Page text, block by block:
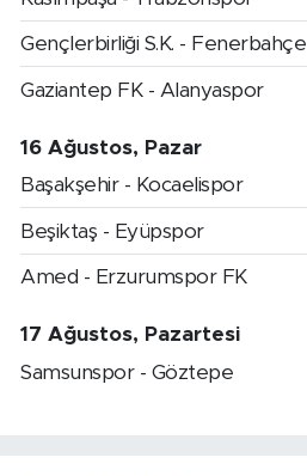
Gençlerbirliği S.K. - Fenerbahçe
Gaziantep FK - Alanyaspor
16 Ağustos, Pazar
Başakşehir - Kocaelispor
Beşiktaş - Eyüpspor
Amed - Erzurumspor FK
17 Ağustos, Pazartesi
Samsunspor - Göztepe